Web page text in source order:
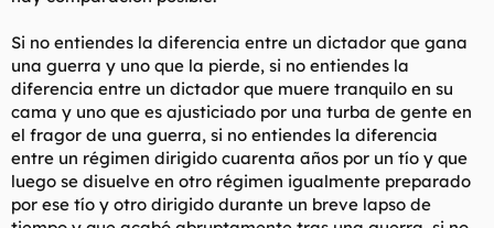
Si no entiendes la diferencia entre un dictador que gana
una guerra y uno que la pierde, si no entiendes la
diferencia entre un dictador que muere tranquilo en su
cama y uno que es ajusticiado por una turba de gente en
el fragor de una guerra, si no entiendes la diferencia
entre un régimen dirigido cuarenta años por un tío y que
luego se disuelve en otro régimen igualmente preparado
por ese tío y otro dirigido durante un breve lapso de